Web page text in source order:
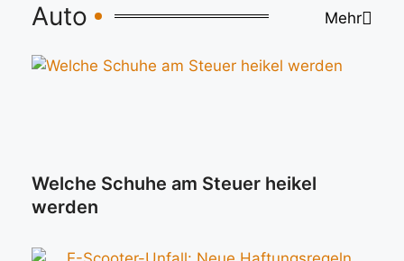
Auto Mehr
Welche Schuhe am Steuer heikel
werden